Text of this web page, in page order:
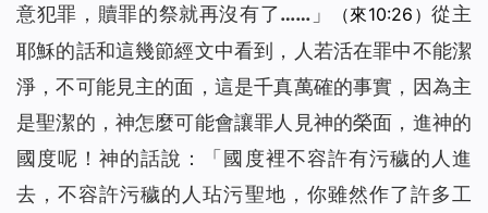
意犯罪，贖罪的祭就再沒有了…… 」 （來10:26）從主
耶穌的話和這幾節經文中看到，人若活在罪中不能潔
淨，不可能見主的面，這是千真萬確的事實，因為主
是聖潔的，神怎麼可能會讓罪人見神的榮面，進神的
國度呢！神的話說：「 國度裡不容許有污穢的人進
去，不容許污穢的人玷污聖地，你雖然作了許多工